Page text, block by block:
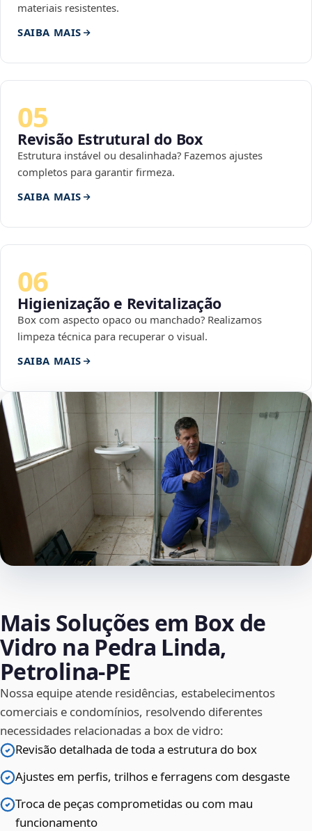
materiais resistentes.
SAIBA MAIS
05
Revisão Estrutural do Box
Estrutura instável ou desalinhada? Fazemos ajustes
completos para garantir firmeza.
SAIBA MAIS
06
Higienização e Revitalização
Box com aspecto opaco ou manchado? Realizamos
limpeza técnica para recuperar o visual.
SAIBA MAIS
Mais Soluções em Box de
Vidro na Pedra Linda,
Petrolina‑PE
Nossa equipe atende residências, estabelecimentos
comerciais e condomínios, resolvendo diferentes
necessidades relacionadas a box de vidro:
Revisão detalhada de toda a estrutura do box
Ajustes em perfis, trilhos e ferragens com desgaste
Troca de peças comprometidas ou com mau
funcionamento